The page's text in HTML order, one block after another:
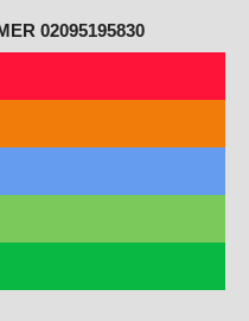
02095195830